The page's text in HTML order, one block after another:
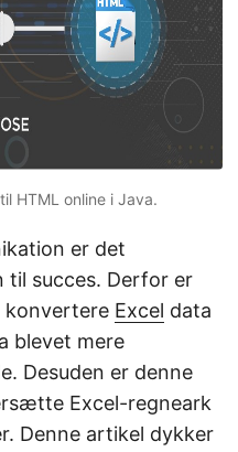
HTML online i Java.
er det
til succes. Derfor er
Excel data
blevet mere
Desuden er denne
Excel-regneark
Denne artikel dykker